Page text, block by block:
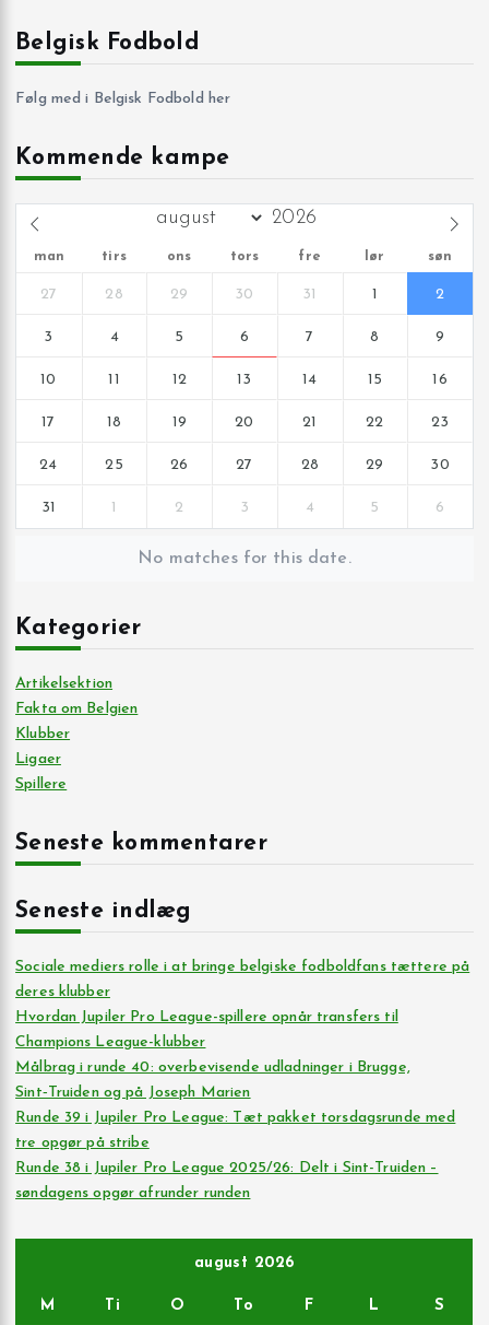
Belgisk Fodbold
Følg med i Belgisk Fodbold her
Kommende kampe
man tirs ons tors fre lør søn
27 28 29 30 31 1 2
3 4 5 6 7 8 9
10 11 12 13 14 15 16
17 18 19 20 21 22 23
24 25 26 27 28 29 30
31 1 2 3 4 5 6
No matches for this date.
Kategorier
Artikelsektion
Fakta om Belgien
Klubber
Ligaer
Spillere
Seneste kommentarer
Seneste indlæg
Sociale mediers rolle i at bringe belgiske fodboldfans tættere på
deres klubber
Hvordan Jupiler Pro League-spillere opnår transfers til
Champions League-klubber
Målbrag i runde 40: overbevisende udladninger i Brugge,
Sint‑Truiden og på Joseph Marien
Runde 39 i Jupiler Pro League: Tæt pakket torsdagsrunde med
tre opgør på stribe
Runde 38 i Jupiler Pro League 2025/26: Delt i Sint-Truiden –
søndagens opgør afrunder runden
august 2026
M Ti O To F L S